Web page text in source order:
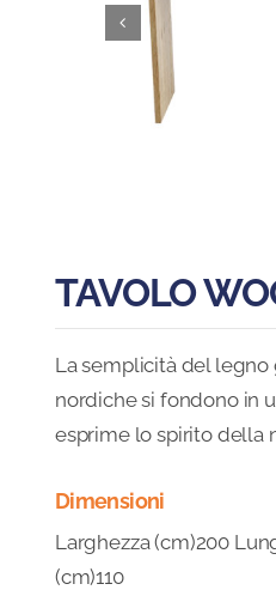
TAVOLO
La semplicità del
nordiche si fondono in
esprime lo spirito della
Dimensioni
Larghezza (cm)200
(cm)110